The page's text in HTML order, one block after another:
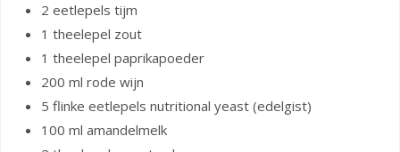
2 eetlepels tijm
1 theelepel zout
1 theelepel paprikapoeder
200 ml rode wijn
5 flinke eetlepels nutritional yeast (edelgist)
100 ml amandelmelk